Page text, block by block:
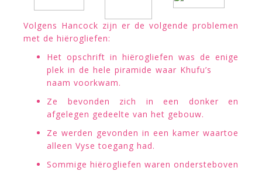
Volgens Hancock zijn er de volgende problemen
met de hiërogliefen:
Het opschrift in hiërogliefen was de enige
plek in de hele piramide waar Khufu’s
naam voorkwam.
Ze bevonden zich in een donker en
afgelegen gedeelte van het gebouw.
Ze werden gevonden in een kamer waartoe
alleen Vyse toegang had.
Sommige hiërogliefen waren ondersteboven